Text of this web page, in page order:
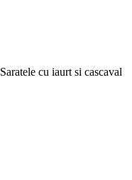
Saratele cu iaurt si cascaval